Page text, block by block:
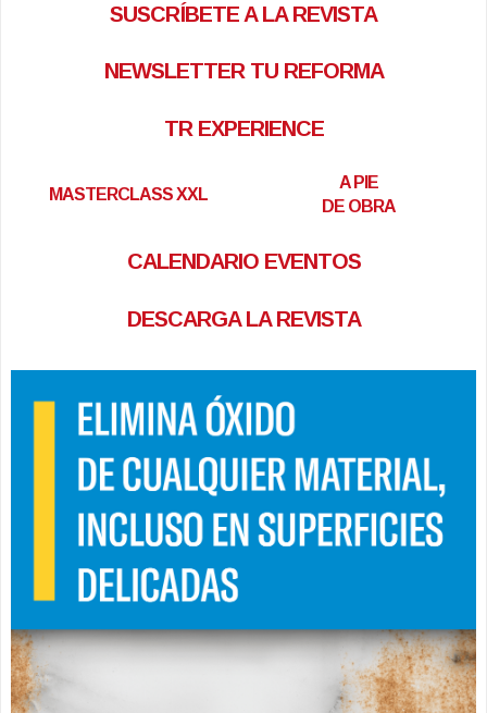
SUSCRÍBETE A LA REVISTA
NEWSLETTER TU REFORMA
TR EXPERIENCE
MASTERCLASS XXL
A PIE
DE OBRA
CALENDARIO EVENTOS
DESCARGA LA REVISTA